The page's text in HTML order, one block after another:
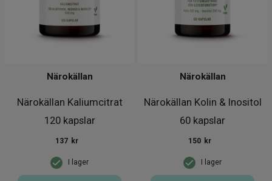
Närokällan Kaliumcitrat
120 kapslar
Närokällan
I lager
137 kr
Närokällan Kolin & Inositol
60 kapslar
Närokällan
I lager
150 kr